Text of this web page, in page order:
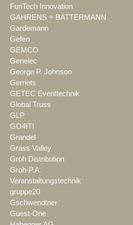
FunTech Innovation
GAHRENS + BATTERMANN
Gardemann
Gefen
GEMCO
Genelec
George P. Johnson
Gerriets
GETEC Eventtechnik
Global Truss
GLP
GO4IT!
Grandel
Grass Valley
Groh Distribution
Groh-P.A.
Veranstaltungstechnik
gruppe20
Gschwendtner
Guest-One